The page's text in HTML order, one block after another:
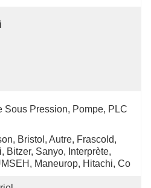
Sous Pression, Pompe, PLC
Bristol, Autre, Frascold,
Bitzer, Sanyo, Interprète,
Maneurop, Hitachi, Co